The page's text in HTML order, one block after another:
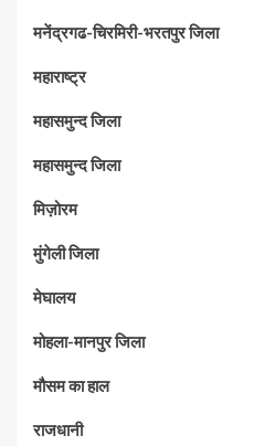
मनेंद्रगढ-चिरमिरी-भरतपुर जिला
महाराष्‍ट्र
महासमुन्द जिला
महासमुन्द जिला
मिज़ोरम
मुंगेली जिला
मेघालय
मोहला-मानपुर जिला
मौसम का हाल
राजधानी